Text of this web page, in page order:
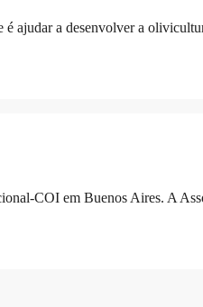
ajudar a desenvolver a
COI em Buenos Aires. A